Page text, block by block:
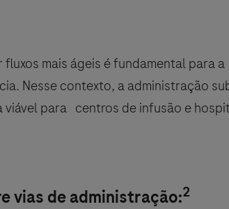
fluxos mais ágeis é fundamental para
Nesse contexto, a administração
para centros de infusão e
vias de administração:2